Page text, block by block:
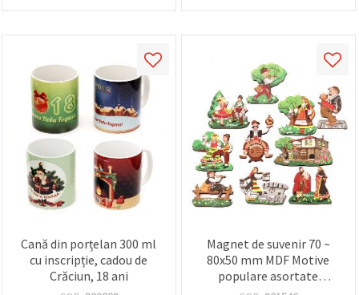
Cană din porțelan 300 ml
cu inscripție, cadou de
Crăciun, 18 ani
Magnet de suvenir 70 ~
80x50 mm MDF Motive
populare asortate
Magnet etnic bulgar